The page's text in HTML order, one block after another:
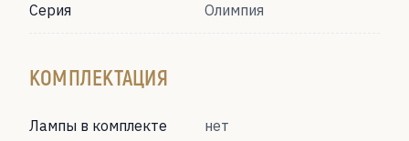
Серия Олимпия
КОМПЛЕКТАЦИЯ
Лампы в комплекте нет